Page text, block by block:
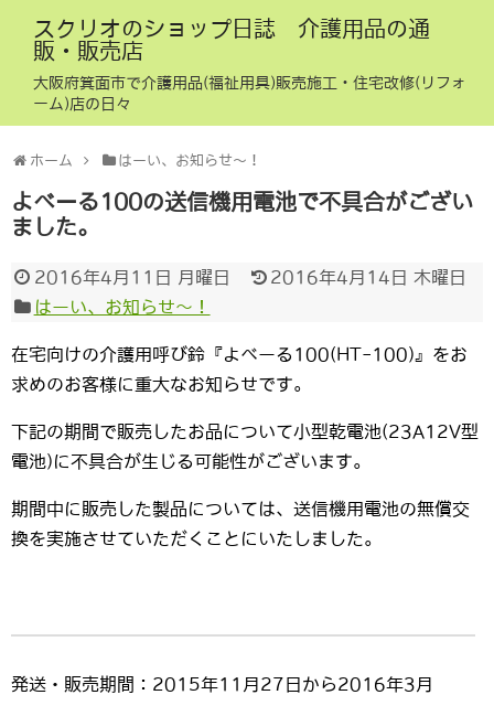
スクリオのショップ日誌 介護用品の通
販・販売店
大阪府箕面市で介護用品(福祉用具)販売施工・住宅改修(リフォ
ーム)店の日々
ホーム はーい、お知らせ〜！
よべーる100の送信機用電池で不具合がござい
ました。
2016年4月11日 月曜日
2016年4月14日 木曜日
はーい、お知らせ〜！
在宅向けの介護用呼び鈴『よべーる100(HT-100)』をお
求めのお客様に重大なお知らせです。
下記の期間で販売したお品について小型乾電池(23A12V型
電池)に不具合が生じる可能性がございます。
期間中に販売した製品については、送信機用電池の無償交
換を実施させていただくことにいたしました。
発送・販売期間：2015年11月27日から2016年3月